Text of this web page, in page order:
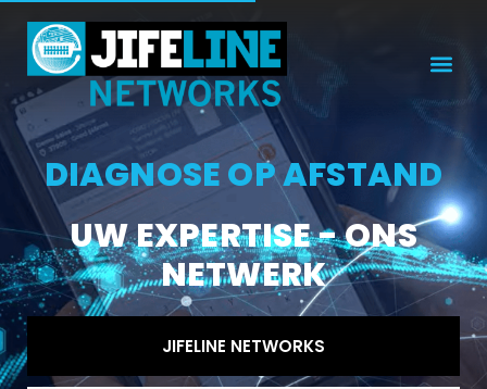
DIAGNOSE OP AFSTAND
UW EXPERTISE - ONS
NETWERK
JIFELINE NETWORKS